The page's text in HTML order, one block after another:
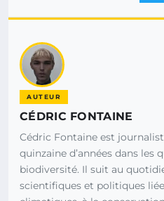
AUTEUR
CÉDRIC FONTAINE
Cédric Fontaine est
quinzaine d’années dans les
biodiversité. Il suit au
scientifiques et politiques